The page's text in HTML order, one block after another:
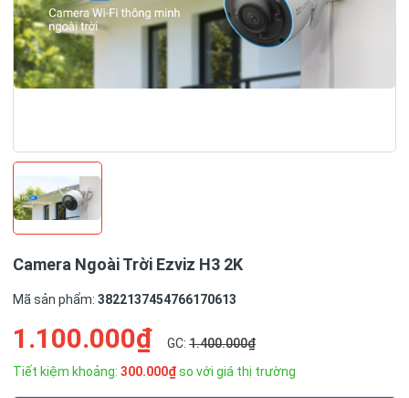
Camera Ngoài Trời Ezviz H3 2K
Mã sản phẩm: 3822137454766170613
1.100.000₫ GC: 1.400.000₫
Tiết kiệm khoảng: 300.000₫so với giá thị trường